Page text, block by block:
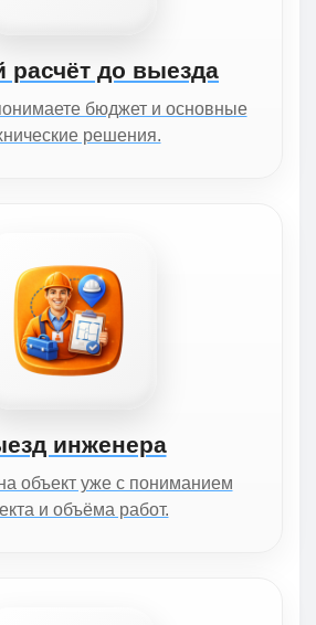
расчёт до выезда
бюджет и основные
решения.
инженера
объект уже с пониманием
и объёма работ.